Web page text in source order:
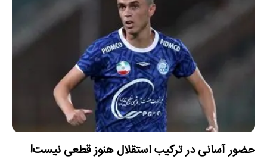
حضور آسانی در ترکیب استقلال هنوز قطعی نیست!